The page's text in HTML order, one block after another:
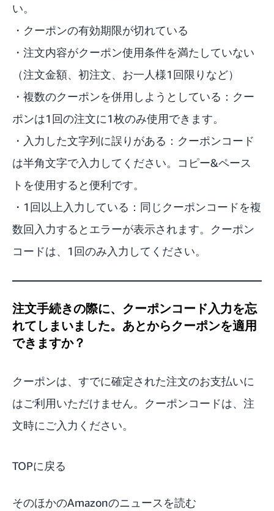
い。
・クーポンの有効期限が切れている
・注文内容がクーポン使用条件を満たしていない
（注文金額、初注文、お一人様1回限りなど）
・複数のクーポンを併用しようとしている：クー
ポンは1回の注文に1枚のみ使用できます。
・入力した文字列に誤りがある：クーポンコード
は半角文字で入力してください。コピー&ペース
トを使用すると便利です。
・1回以上入力している：同じクーポンコードを複
数回入力するとエラーが表示されます。クーポン
コードは、1回のみ入力してください。
注文手続きの際に、クーポンコード入力を忘
れてしまいました。あとからクーポンを適用
できますか？
クーポンは、すでに確定された注文のお支払いに
はご利用いただけません。クーポンコードは、注
文時にご入力ください。
TOPに戻る
そのほかのAmazonのニュースを読む